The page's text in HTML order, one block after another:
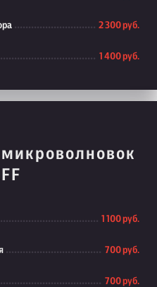
2 300 руб.
1 400 руб.
1 100 руб.
700 руб.
700 руб.